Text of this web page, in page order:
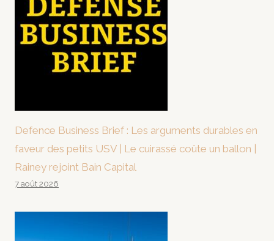
Defence Business Brief : Les arguments durables en
faveur des petits USV | Le cuirassé coûte un ballon |
Rainey rejoint Bain Capital
7 août 2026